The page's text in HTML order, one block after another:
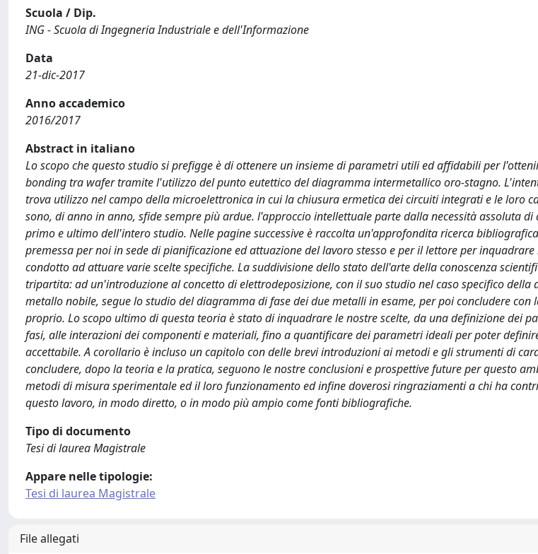
Scuola / Dip.
ING - Scuola di Ingegneria Industriale e dell'Informazione
Data
21-dic-2017
Anno accademico
2016/2017
Abstract in italiano
Lo scopo che questo studio si prefigge è di ottenere un insieme di parametri utili ed affidabili per
bonding tra wafer tramite l'utilizzo del punto eutettico del diagramma intermetallico oro-stagno.
trova utilizzo nel campo della microelettronica in cui la chiusura ermetica dei circuiti integrati e le loro
sono, di anno in anno, sfide sempre più ardue. l'approccio intellettuale parte dalla necessità assoluta
primo e ultimo dell'intero studio. Nelle pagine successive è raccolta un'approfondita ricerca
premessa per noi in sede di pianificazione ed attuazione del lavoro stesso e per il lettore per
condotto ad attuare varie scelte specifiche. La suddivisione dello stato dell'arte della conoscenza
tripartita: ad un'introduzione al concetto di elettrodeposizione, con il suo studio nel caso specifico della
metallo nobile, segue lo studio del diagramma di fase dei due metalli in esame, per poi concludere con
proprio. Lo scopo ultimo di questa teoria è stato di inquadrare le nostre scelte, da una definizione dei
fasi, alle interazioni dei componenti e materiali, fino a quantificare dei parametri ideali per poter
accettabile. A corollario è incluso un capitolo con delle brevi introduzioni ai metodi e gli strumenti di
concludere, dopo la teoria e la pratica, seguono le nostre conclusioni e prospettive future per questo
metodi di misura sperimentale ed il loro funzionamento ed infine doverosi ringraziamenti a chi ha
questo lavoro, in modo diretto, o in modo più ampio come fonti bibliografiche.
Tipo di documento
Tesi di laurea Magistrale
Appare nelle tipologie:
Tesi di laurea Magistrale
File allegati